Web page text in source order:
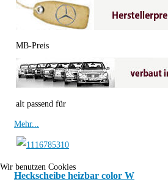
MB-Preis
alt passend für
Mehr...
Heckscheibe heizbar color W
Wir benutzen Cookies